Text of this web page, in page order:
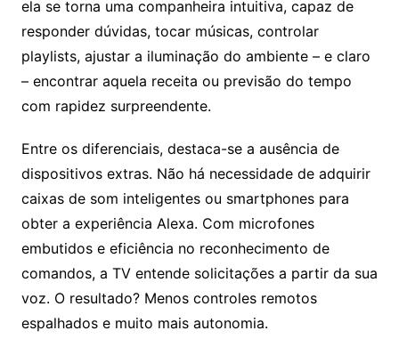
ela se torna uma companheira intuitiva, capaz de
responder dúvidas, tocar músicas, controlar
playlists, ajustar a iluminação do ambiente – e claro
– encontrar aquela receita ou previsão do tempo
com rapidez surpreendente.
Entre os diferenciais, destaca-se a ausência de
dispositivos extras. Não há necessidade de adquirir
caixas de som inteligentes ou smartphones para
obter a experiência Alexa. Com microfones
embutidos e eficiência no reconhecimento de
comandos, a TV entende solicitações a partir da sua
voz. O resultado? Menos controles remotos
espalhados e muito mais autonomia.